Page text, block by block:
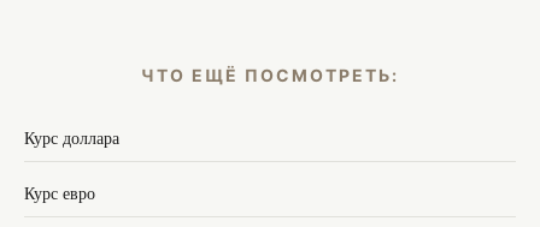
ЧТО ЕЩЁ ПОСМОТРЕТЬ:
Курс доллара
Курс евро